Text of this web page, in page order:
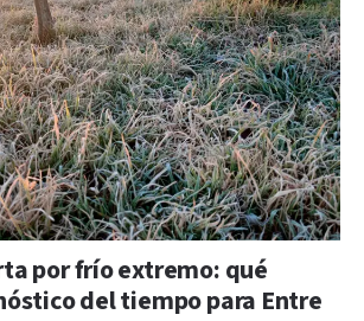
por frío extremo: qué
del tiempo para Entre